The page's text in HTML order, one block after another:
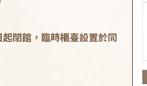
閉館，臨時櫃臺設置於同